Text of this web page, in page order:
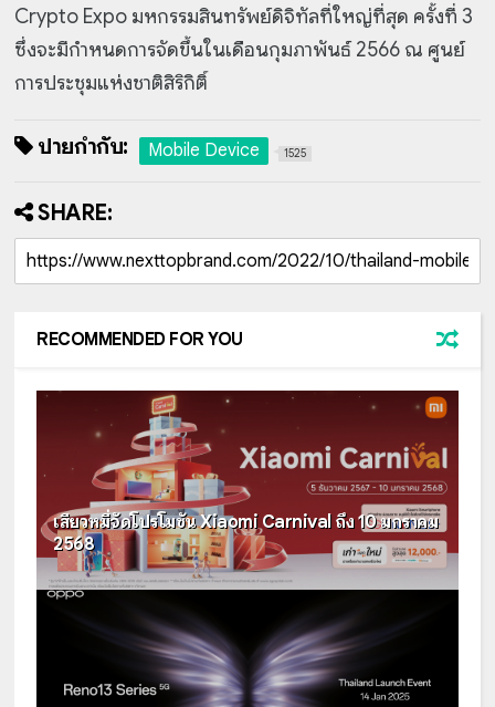
Crypto Expo มหกรรมสินทรัพย์ดิจิทัลที่ใหญ่ที่สุด ครั้งที่ 3
ซึ่งจะมีกำหนดการจัดขึ้นในเดือนกุมภาพันธ์ 2566 ณ ศูนย์
การประชุมแห่งชาติสิริกิติ์
ป้ายกำกับ: Mobile Device 1525
SHARE:
RECOMMENDED FOR YOU
เสียวหมี่จัดโปรโมชัน Xiaomi Carnival ถึง 10 มกราคม
2568